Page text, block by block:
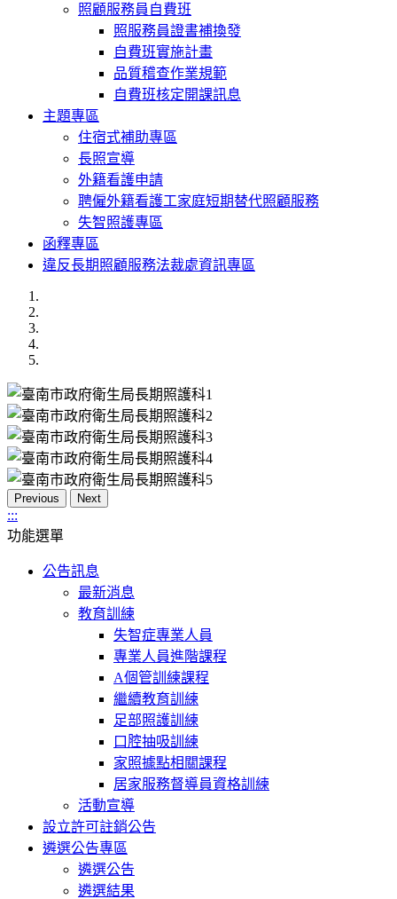
照顧服務員自費班
照服務員證書補換發
自費班實施計畫
品質稽查作業規範
自費班核定開課訊息
主題專區
住宿式補助專區
長照宣導
外籍看護申請
聘僱外籍看護工家庭短期替代照顧服務
失智照護專區
函釋專區
違反長期照顧服務法裁處資訊專區
Previous Next
:::
功能選單
公告訊息
最新消息
教育訓練
失智症專業人員
專業人員進階課程
A個管訓練課程
繼續教育訓練
足部照護訓練
口腔抽吸訓練
家照據點相關課程
居家服務督導員資格訓練
活動宣導
設立許可註銷公告
遴選公告專區
遴選公告
遴選結果